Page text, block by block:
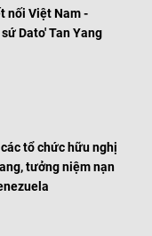
nối Việt Nam -
Dato' Tan Yang
tổ chức hữu nghị
tưởng niệm nạn